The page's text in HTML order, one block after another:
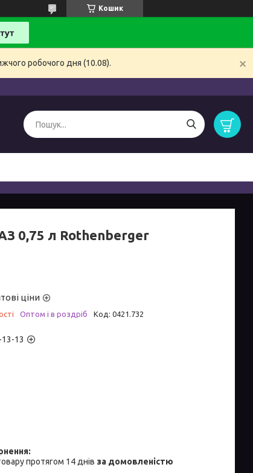
Кошик
робочого дня (10.08).
0,75 л Rothenberger
ціни
Оптом і в роздріб Код: 0421.732
13
протягом 14 днів за домовленістю